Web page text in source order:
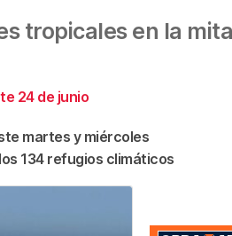
tropicales en la
24 de junio
martes y miércoles
134 refugios climáticos